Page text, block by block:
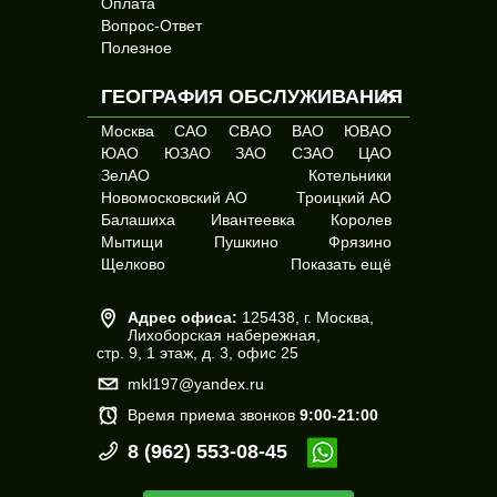
вывоз бытовых отходов в Московской области
Щелковский район Московская область
Королевский район Московская область
Фрязинский район Московская область
Балашихинский район Московская область
Ивантеевский район Московская область
Мытищинский район Московская область
загрузка бункеров грузчиками
арендовать ЗИЛ для вывоза снега
грузоподъемность бункера
арендовать самосвал КАМАЗ
аренда мусоровозов ЗИЛ
вывоз строительного мусора из квартиры
вывоз строительного мусора бункерами
Котельники
Красноармейск
Красногорск
Краснознаменск
Луховицы
Лыткарино
Люберцы
Можайск
Наро-Фоминск
Вопрос-Ответ
Полезное
ГЕОГРАФИЯ ОБСЛУЖИВАНИЯ
Москва САО СВАО ВАО
ЮВАО
ЮАО
ЮЗАО ЗАО СЗАО
ЦАО
ЗелАО
Котельники
Новомосковский АО
Троицкий АО
Балашиха
Ивантеевка
Королев
Мытищи
Пушкино
Фрязино
Щелково
Показать ещё
Адрес офиса: 125438, г. Москва,
Лихоборская набережная,
стр. 9, 1 этаж, д. 3, офис 25
mkl197@yandex.ru
Время приема звонков 9:00-21:00
8 (962) 553-08-45